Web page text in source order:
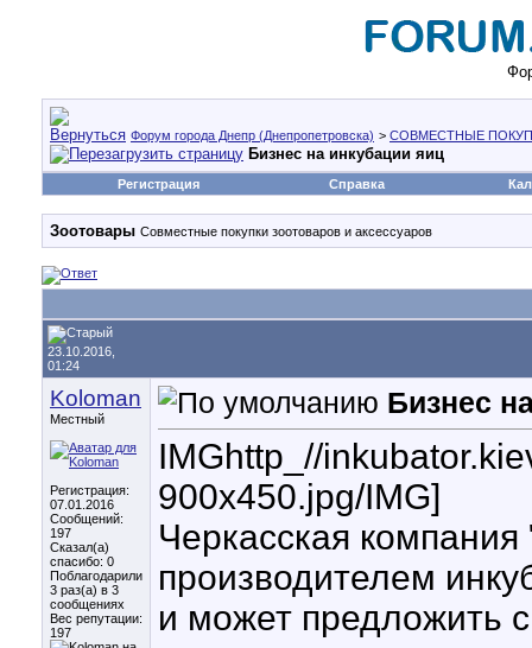
Форум города Днепр (Днепропетровска) > СОВМЕСТНЫЕ
Бизнес на инкубации яиц
Регистрация Справка
Зоотовары Совместные покупки зоотоваров и аксессуаров
23.10.2016,
01:24
Koloman
Местный
Регистрация:
07.01.2016
Сообщений:
197
Сказал(а)
спасибо: 0
Поблагодарили
3 раз(а) в 3
сообщениях
Вес репутации:
197
Бизнес
IMGhttp_//
900x450.jpg/IMG]
Черкасская компания
производителем
и может предложить